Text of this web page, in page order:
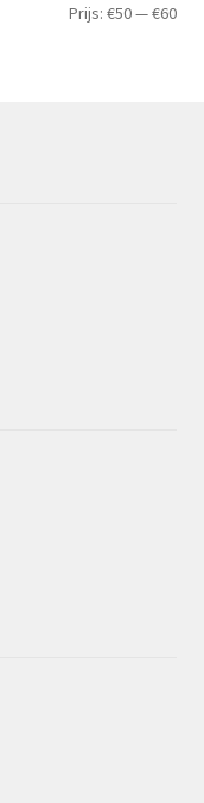
Min.
Prijs:€50—€60